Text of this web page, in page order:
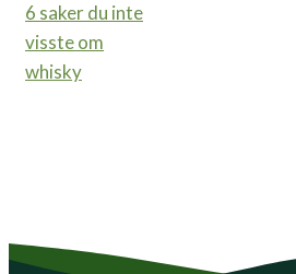
6 saker du inte
visste om
whisky